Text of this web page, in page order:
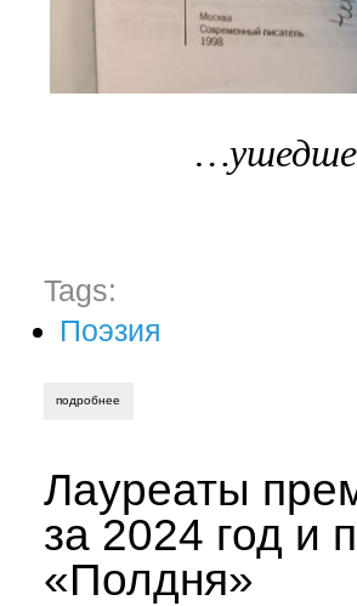
Tags:
Поэзия
подробнее
Лауреаты
за 2024 год и
«Полдня»